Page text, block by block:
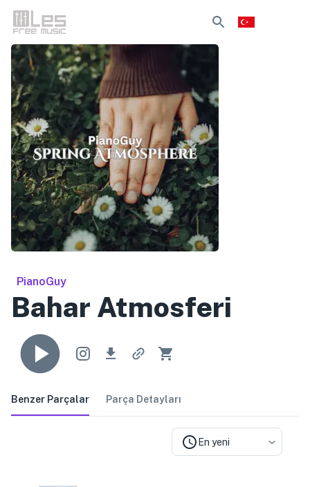
PianoGuy
Bahar Atmosferi
Benzer Parçalar Parça Detayları
En yeni